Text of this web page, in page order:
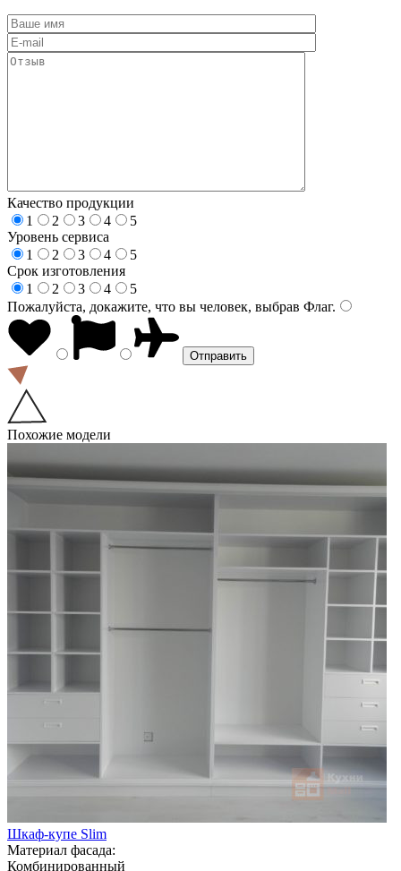
Качество продукции
1
2 3 4
5
Уровень сервиса
1
2 3 4
5
Срок изготовления
1
2 3 4
5
Пожалуйста, докажите, что вы человек, выбрав Флаг.
Похожие модели
Шкаф-купе Slim
Материал фасада:
Комбинированный